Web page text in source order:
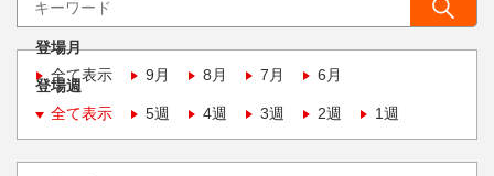
登場月
全て表示
9月 8月 7月 6月
登場週
全て表示
5週 4週 3週 2週 1週